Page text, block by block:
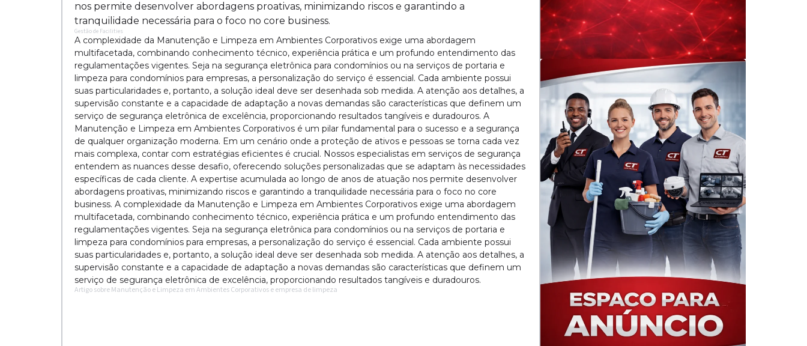
nos permite desenvolver abordagens proativas, minimizando riscos e garantindo a
tranquilidade necessária para o foco no core business.
Gestão de Facilities
A complexidade da Manutenção e Limpeza em Ambientes Corporativos exige uma abordagem
multifacetada, combinando conhecimento técnico, experiência prática e um profundo entendimento das
regulamentações vigentes. Seja na segurança eletrônica para condomínios ou na serviços de portaria e
limpeza para condomínios para empresas, a personalização do serviço é essencial. Cada ambiente possui
suas particularidades e, portanto, a solução ideal deve ser desenhada sob medida. A atenção aos detalhes, a
supervisão constante e a capacidade de adaptação a novas demandas são características que definem um
serviço de segurança eletrônica de excelência, proporcionando resultados tangíveis e duradouros. A
Manutenção e Limpeza em Ambientes Corporativos é um pilar fundamental para o sucesso e a segurança
de qualquer organização moderna. Em um cenário onde a proteção de ativos e pessoas se torna cada vez
mais complexa, contar com estratégias eficientes é crucial. Nossos especialistas em serviços de segurança
entendem as nuances desse desafio, oferecendo soluções personalizadas que se adaptam às necessidades
específicas de cada cliente. A expertise acumulada ao longo de anos de atuação nos permite desenvolver
abordagens proativas, minimizando riscos e garantindo a tranquilidade necessária para o foco no core
business. A complexidade da Manutenção e Limpeza em Ambientes Corporativos exige uma abordagem
multifacetada, combinando conhecimento técnico, experiência prática e um profundo entendimento das
regulamentações vigentes. Seja na segurança eletrônica para condomínios ou na serviços de portaria e
limpeza para condomínios para empresas, a personalização do serviço é essencial. Cada ambiente possui
suas particularidades e, portanto, a solução ideal deve ser desenhada sob medida. A atenção aos detalhes, a
supervisão constante e a capacidade de adaptação a novas demandas são características que definem um
serviço de segurança eletrônica de excelência, proporcionando resultados tangíveis e duradouros.
Artigo sobre Manutenção e Limpeza em Ambientes Corporativos e empresa de limpeza